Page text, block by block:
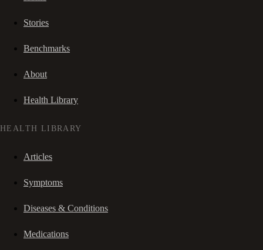
Stories
Benchmarks
About
Health Library
HEALTH LIBRARY
Articles
Symptoms
Diseases & Conditions
Medications